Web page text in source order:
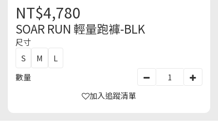
NT$4,780
SOAR RUN 輕量跑褲-BLK
尺寸
S
M
L
數量
加入追蹤清單